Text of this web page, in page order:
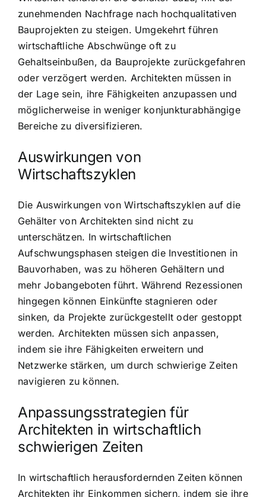
zunehmenden Nachfrage nach hochqualitativen
Bauprojekten zu steigen. Umgekehrt führen
wirtschaftliche Abschwünge oft zu
Gehaltseinbußen, da Bauprojekte zurückgefahren
oder verzögert werden. Architekten müssen in
der Lage sein, ihre Fähigkeiten anzupassen und
möglicherweise in weniger konjunkturabhängige
Bereiche zu diversifizieren.
Auswirkungen von
Wirtschaftszyklen
Die Auswirkungen von Wirtschaftszyklen auf die
Gehälter von Architekten sind nicht zu
unterschätzen. In wirtschaftlichen
Aufschwungsphasen steigen die Investitionen in
Bauvorhaben, was zu höheren Gehältern und
mehr Jobangeboten führt. Während Rezessionen
hingegen können Einkünfte stagnieren oder
sinken, da Projekte zurückgestellt oder gestoppt
werden. Architekten müssen sich anpassen,
indem sie ihre Fähigkeiten erweitern und
Netzwerke stärken, um durch schwierige Zeiten
navigieren zu können.
Anpassungsstrategien für
Architekten in wirtschaftlich
schwierigen Zeiten
In wirtschaftlich herausfordernden Zeiten können
Architekten ihr Einkommen sichern, indem sie ihre